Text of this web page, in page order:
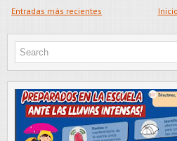
Entradas más recientes Inicio